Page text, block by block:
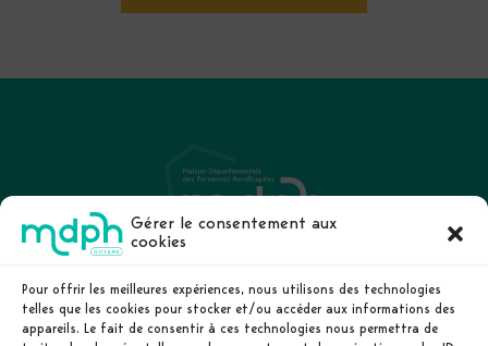
Gérer le consentement aux
cookies
Pour offrir les meilleures expériences, nous utilisons des technologies
telles que les cookies pour stocker et/ou accéder aux informations des
appareils. Le fait de consentir à ces technologies nous permettra de
La MDPH de Guyane
Droits et prestations
La demande